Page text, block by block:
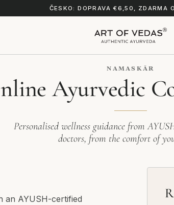
ČESKO: DOPRAVA €6,50, ZDARMA
NAMASKĀR
Ayurvedic
Personalised wellness guidance from
doctors, from the comfort of
an AYUSH-certified